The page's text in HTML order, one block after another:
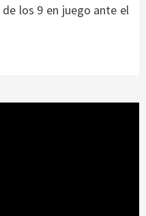
los 9 en juego ante el